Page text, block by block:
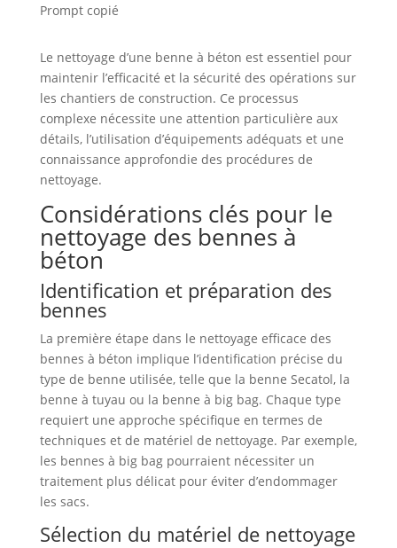
Prompt copié
Le nettoyage d’une benne à béton est essentiel pour
maintenir l’efficacité et la sécurité des opérations sur
les chantiers de construction. Ce processus
complexe nécessite une attention particulière aux
détails, l’utilisation d’équipements adéquats et une
connaissance approfondie des procédures de
nettoyage.
Considérations clés pour le
nettoyage des bennes à
béton
Identification et préparation des
bennes
La première étape dans le nettoyage efficace des
bennes à béton implique l’identification précise du
type de benne utilisée, telle que la benne Secatol, la
benne à tuyau ou la benne à big bag. Chaque type
requiert une approche spécifique en termes de
techniques et de matériel de nettoyage. Par exemple,
les bennes à big bag pourraient nécessiter un
traitement plus délicat pour éviter d’endommager
les sacs.
Sélection du matériel de nettoyage